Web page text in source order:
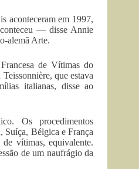
aconteceram em 1997,
— disse Annie
alemã Arte.
de Vítimas do
que estava
italianas, disse ao
Os procedimentos
Suíça, Bélgica e França
vítimas, equivalente.
de um naufrágio da